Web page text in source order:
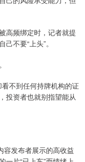
高频绑定时，记者就提
不要“上头”。
看不到任何持牌机构的证
投资者也就别指望能从
容发布者展示的高收益